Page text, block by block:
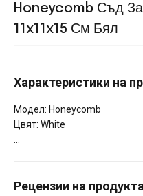
Honeycomb Съд
11x11x15 См Бял
Характеристики на
Модел: Honeycomb
Цвят: White